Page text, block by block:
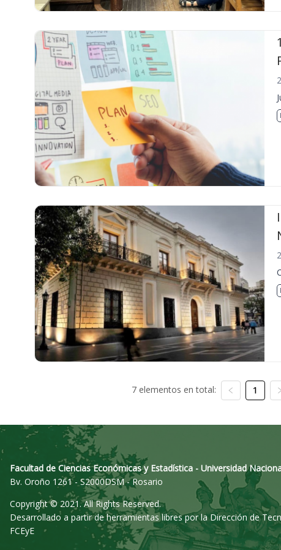
7 elementos en total: 1
Facultad de Ciencias Económicas y Estadística - Universidad
Bv. Oroño 1261 - S2000DSM - Rosario
Copyright © 2021. All Rights Reserved.
Desarrollado a partir de herramientas libres por la Dirección de
FCEyE